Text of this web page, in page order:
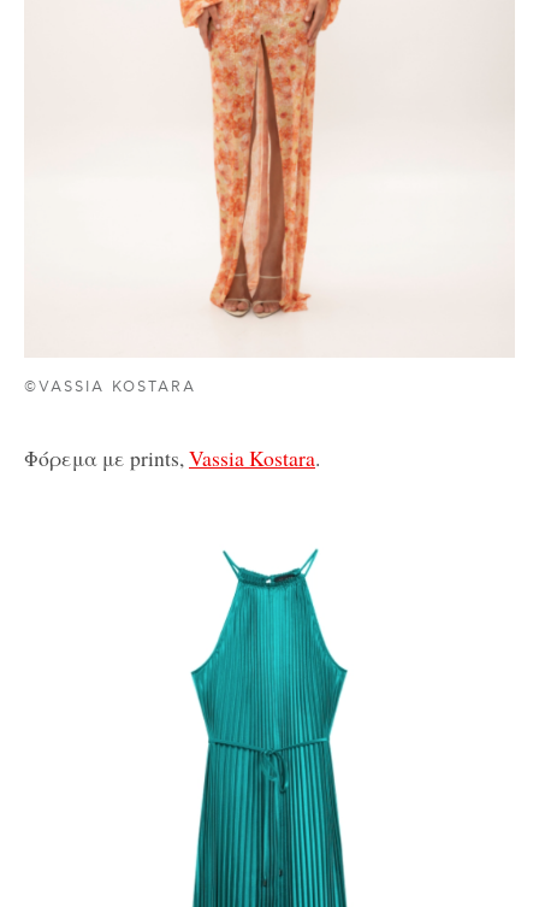
©VASSIA KOSTARA
Φόρεμα με prints,Vassia Kostara.